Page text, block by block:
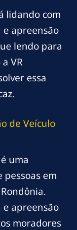
lidando com
e apreensão
lendo para
VR
essa
de Veículo
uma
em
e apreensão
moradores